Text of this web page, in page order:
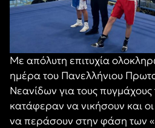
Με απόλυτη επιτυχία
ημέρα του Πανελλήνιου
Νεανίδων για τους
κατάφεραν να νικήσουν και
να περάσουν στην φάση των